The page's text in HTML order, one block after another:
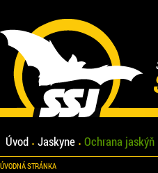
Úvod Jaskyne Ochrana jaskýň
ÚVODNÁ STRÁNKA